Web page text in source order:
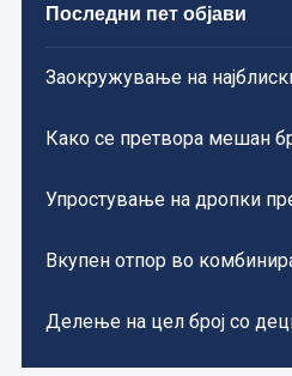
Последни пет објави
Заокружување на
Како се претвора мешан
Упростување на дропки
Вкупен отпор во
Делење на цел број со